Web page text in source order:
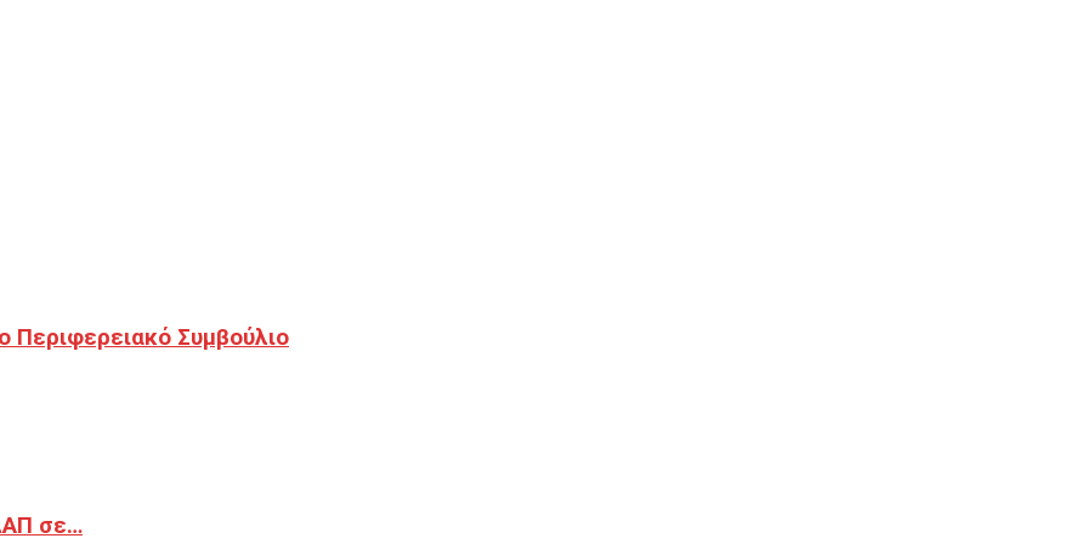
Περιφερειακό Συμβούλιο
σε…